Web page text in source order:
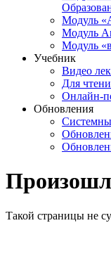
Модуль
Модуль
Модуль
Учебник
Видео
Для
Онлайн-
Обновления
Такой страницы не